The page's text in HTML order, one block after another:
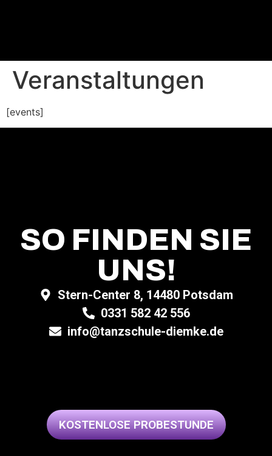
Veranstaltungen
[events]
SO FINDEN SIE
UNS!
Stern-Center 8, 14480 Potsdam
0331 582 42 556
info@tanzschule-diemke.de
KOSTENLOSE PROBESTUNDE